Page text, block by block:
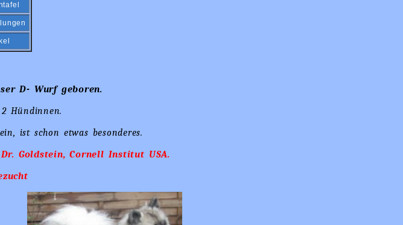
D- Wurf geboren.
Hündinnen.
ist schon etwas besonderes.
Goldstein, Cornell Institut USA.